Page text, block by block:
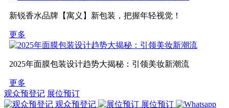
新锐香水品牌【寓义】新包装，把握年轻视觉！
更多
2025年面膜包装设计趋势大揭秘：引领美妆新潮流
更多
观众预登记 展位预订
观众预登记
展位预订